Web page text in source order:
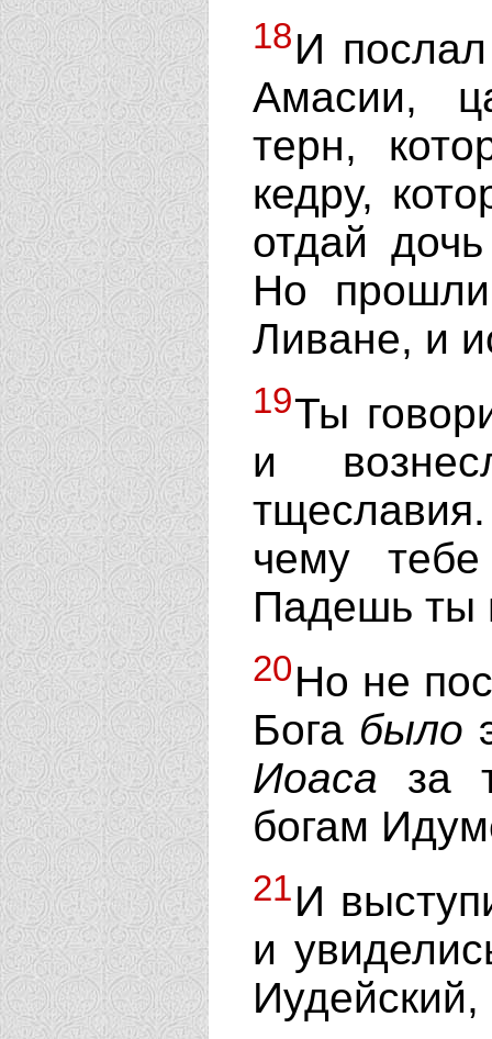
18И
Амасии,
терн,
кедру,
отдай
Но
Ливане, и
19Ты
и
чему
Падешь ты
20Но не
Бога было
Иоаса за
богам
21И
и